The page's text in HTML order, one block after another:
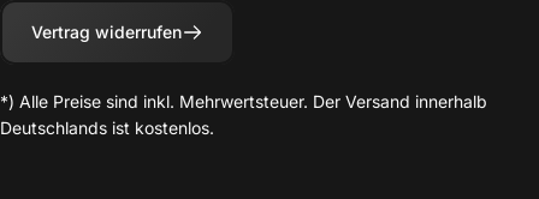
Vertrag widerrufen
*) Alle Preise sind inkl. Mehrwertsteuer. Der Versand innerhalb
Deutschlands ist kostenlos.